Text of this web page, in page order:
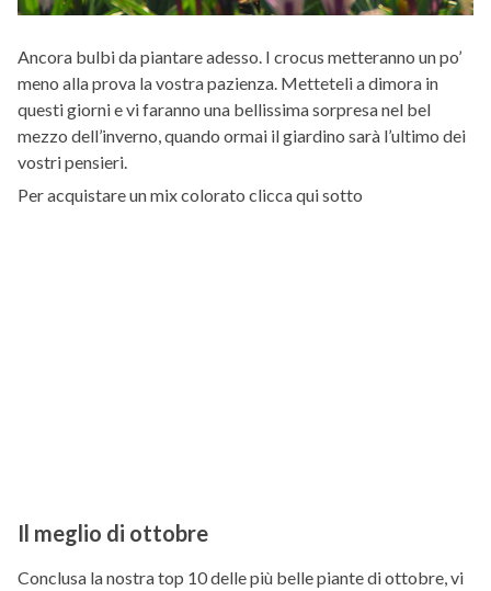
Ancora bulbi da piantare adesso. I crocus metteranno un po’
meno alla prova la vostra pazienza. Metteteli a dimora in
questi giorni e vi faranno una bellissima sorpresa nel bel
mezzo dell’inverno, quando ormai il giardino sarà l’ultimo dei
vostri pensieri.
Per acquistare un mix colorato clicca qui sotto
Il meglio di ottobre
Conclusa la nostra top 10 delle più belle piante di ottobre, vi